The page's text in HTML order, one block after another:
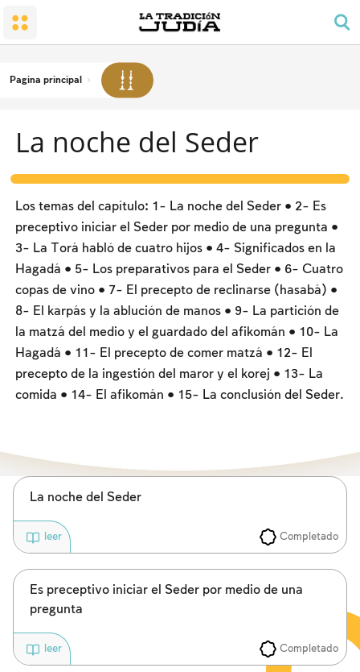
Honrar a los padres
Preceptos de alegría familiar
El duelo
El pueblo y su tierra
El Templo
El rezo y el orden del día
El precepto de rezar para los hombres
Leyes y estatutos
Shabat y festividades
Las labores prohibidas
Fechas y festividades
El conteo del Omer y las fechas nacionales
Shavu'ot
Rosh HaShaná
Yom Kipur
Sucot
Los ayunos por la destrucción del Templo
Janucá
Pagina principal
La noche del Seder
Los temas del capítulo: 1- La noche del Seder • 2- Es
preceptivo iniciar el Seder por medio de una pregunta •
3- La Torá habló de cuatro hijos • 4- Significados en la
Hagadá • 5- Los preparativos para el Seder • 6- Cuatro
copas de vino • 7- El precepto de reclinarse (hasabá) •
8- El karpás y la ablución de manos • 9- La partición de
la matzá del medio y el guardado del afikomán • 10- La
Hagadá • 11- El precepto de comer matzá • 12- El
precepto de la ingestión del maror y el korej • 13- La
comida • 14- El afikomán • 15- La conclusión del Seder.
La noche del Seder
Completado
leer
Es preceptivo iniciar el Seder por medio de una
pregunta
Completado
leer